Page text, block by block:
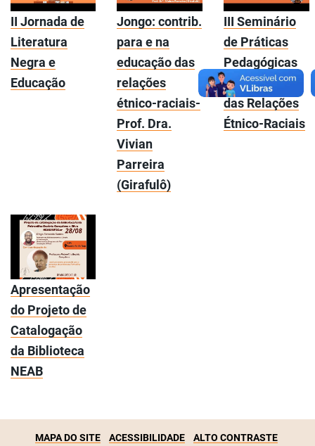
II Jornada de
Literatura
Negra e
Educação
Jongo: contrib.
para e na
educação das
relações
étnico-raciais-
Prof. Dra.
Vivian
Parreira
(Girafulô)
III Seminário
de Práticas
Pedagógicas
em Educação
das Relações
Étnico-Raciais
Apresentação
do Projeto de
Catalogação
da Biblioteca
NEAB
MAPA DO SITE ACESSIBILIDADE ALTO CONTRASTE